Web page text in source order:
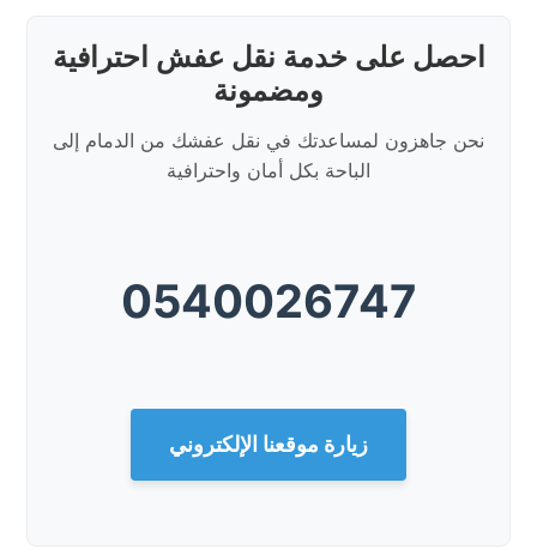
احصل على خدمة نقل عفش احترافية
ومضمونة
نحن جاهزون لمساعدتك في نقل عفشك من الدمام إلى
الباحة بكل أمان واحترافية
0540026747
زيارة موقعنا الإلكتروني